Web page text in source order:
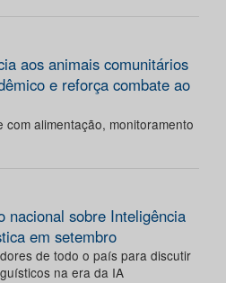
aos animais comunitários
e reforça combate ao
alimentação, monitoramento
nacional sobre Inteligência
em setembro
de todo o país para discutir
na era da IA